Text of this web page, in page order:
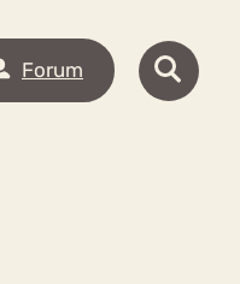
Forum